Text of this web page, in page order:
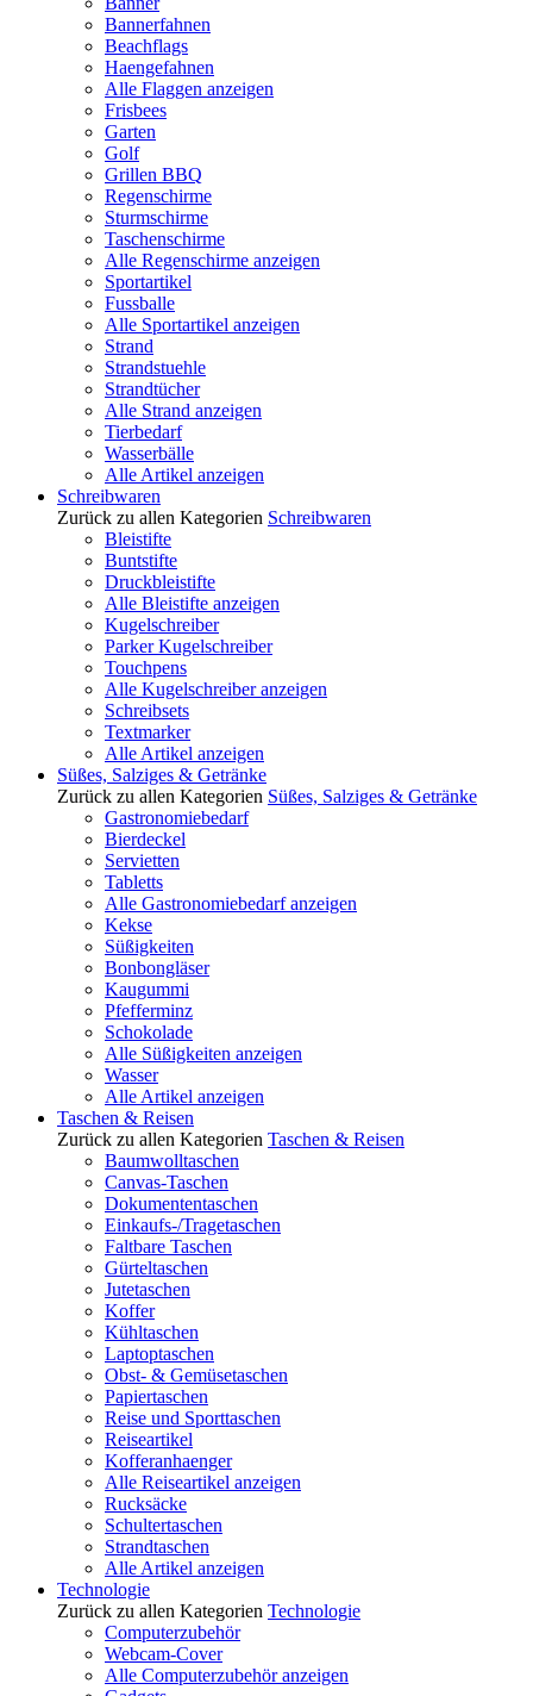
Bannerfahnen
Beachflags
Haengefahnen
Alle Flaggen anzeigen
Frisbees
Garten
Golf
Grillen BBQ
Regenschirme
Sturmschirme
Taschenschirme
Alle Regenschirme anzeigen
Sportartikel
Fussballe
Alle Sportartikel anzeigen
Strand
Strandstuehle
Strandtücher
Alle Strand anzeigen
Tierbedarf
Wasserbälle
Alle Artikel anzeigen
Schreibwaren
Zurück zu allen Kategorien Schreibwaren
Bleistifte
Buntstifte
Druckbleistifte
Alle Bleistifte anzeigen
Kugelschreiber
Parker Kugelschreiber
Touchpens
Alle Kugelschreiber anzeigen
Schreibsets
Textmarker
Alle Artikel anzeigen
Süßes, Salziges & Getränke
Zurück zu allen Kategorien Süßes, Salziges & Getränke
Gastronomiebedarf
Bierdeckel
Servietten
Tabletts
Alle Gastronomiebedarf anzeigen
Kekse
Süßigkeiten
Bonbongläser
Kaugummi
Pfefferminz
Schokolade
Alle Süßigkeiten anzeigen
Wasser
Alle Artikel anzeigen
Taschen & Reisen
Zurück zu allen Kategorien Taschen & Reisen
Baumwolltaschen
Canvas-Taschen
Dokumententaschen
Einkaufs-/Tragetaschen
Faltbare Taschen
Gürteltaschen
Jutetaschen
Koffer
Kühltaschen
Laptoptaschen
Obst- & Gemüsetaschen
Papiertaschen
Reise und Sporttaschen
Reiseartikel
Kofferanhaenger
Alle Reiseartikel anzeigen
Rucksäcke
Schultertaschen
Strandtaschen
Alle Artikel anzeigen
Technologie
Zurück zu allen Kategorien Technologie
Computerzubehör
Webcam-Cover
Alle Computerzubehör anzeigen